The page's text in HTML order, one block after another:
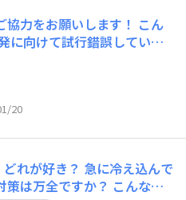
力をお願いします！ こん
に向けて試行錯誤している
しにも、こどもにも、うれ
るアイテムを展開していま
＝「髪にも肌にもやさし
皆様に伝えていけたらなと
20
れが好き？ 急に冷え込んで
策は万全ですか？ こんなに